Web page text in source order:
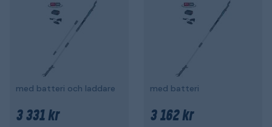
med batteri och laddare
3 331 kr
med batteri
3 162 kr